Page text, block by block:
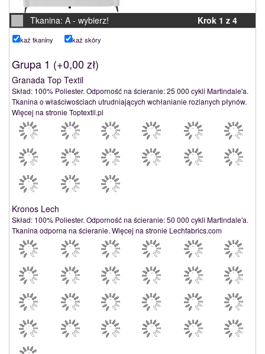
Tkanina: A - wybierz! Krok 1 z 4
Pokaż tkaniny Pokaż skóry
Grupa 1 (+0,00 zł)
Granada Top Textil
Skład: 100% Poliester. Odporność na ścieranie: 25 000 cykli Martindale'a.
Tkanina o właściwościach utrudniających wchłanianie rozlanych płynów.
Więcej na stronie Toptextil.pl
Kronos Lech
Skład: 100% Poliester. Odporność na ścieranie: 50 000 cykli Martindale'a.
Tkanina odporna na ścieranie. Więcej na stronie Lechfabrics.com